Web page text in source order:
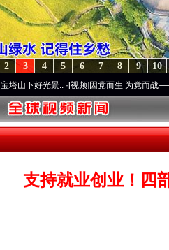
10
9
8
7
6
5
4
3
2
景..·[视频]因党而生 为党而战——百年“纪”
支持就业创业！四